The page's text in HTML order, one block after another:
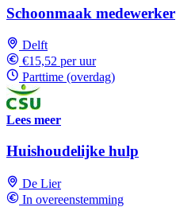
Schoonmaak medewerker
Delft
€15,52 per uur
Parttime (overdag)
Lees meer
Huishoudelijke hulp
De Lier
In overeenstemming